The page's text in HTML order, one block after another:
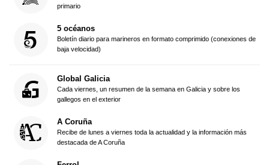
primario
5 océanos
Boletín diario para marineros en formato comprimido (conexiones de
baja velocidad)
Global Galicia
Cada viernes, un resumen de la semana en Galicia y sobre los
gallegos en el exterior
A Coruña
Recibe de lunes a viernes toda la actualidad y la información más
destacada de A Coruña